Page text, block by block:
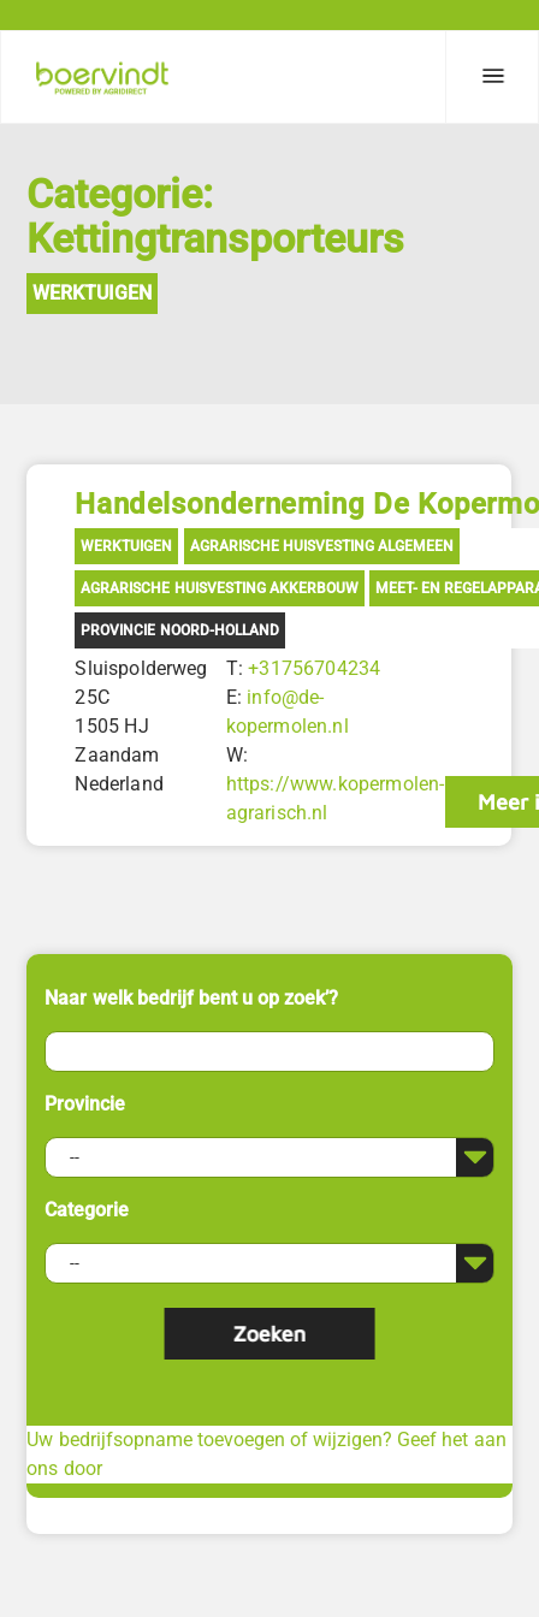
Categorie:
Kettingtransporteurs
WERKTUIGEN
Handelsonderneming De
WERKTUIGEN AGRARISCHE HUISVESTING ALGEMEEN
AGRARISCHE HUISVESTING AKKERBOUW MEET- EN
PROVINCIE NOORD-HOLLAND
Sluispolderweg
25C
1505 HJ
Zaandam
Nederland
T:+31756704234
E: info@de-
kopermolen.nl
W:
https://www.kopermolen-
agrarisch.nl
Meer
Naar welk bedrijf bent u op zoek’?
Provincie
Categorie
Uw bedrijfsopname toevoegen of wijzigen? Geef het aan
ons door